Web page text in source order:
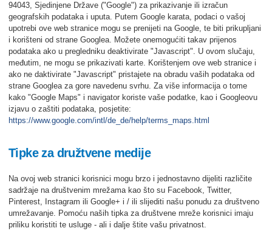
94043, Sjedinjene Države ("Google") za prikazivanje ili izračun
geografskih podataka i uputa. Putem Google karata, podaci o vašoj
upotrebi ove web stranice mogu se prenijeti na Google, te biti prikupljani
i korišteni od strane Googlea. Možete onemogućiti takav prijenos
podataka ako u pregledniku deaktivirate "Javascript". U ovom slučaju,
međutim, ne mogu se prikazivati karte. Korištenjem ove web stranice i
ako ne daktivirate "Javascript" pristajete na obradu vaših podataka od
strane Googlea za gore navedenu svrhu. Za više informacija o tome
kako "Google Maps" i navigator koriste vaše podatke, kao i Googleovu
izjavu o zaštiti podataka, posjetite:
https://www.google.com/intl/de_de/help/terms_maps.html
Tipke za družtvene medije
Na ovoj web stranici korisnici mogu brzo i jednostavno dijeliti različite
sadržaje na društvenim mrežama kao što su Facebook, Twitter,
Pinterest, Instagram ili Google+ i / ili slijediti našu ponudu za društveno
umrežavanje. Pomoću naših tipka za društvene mreže korisnici imaju
priliku koristiti te usluge - ali i dalje štite vašu privatnost.